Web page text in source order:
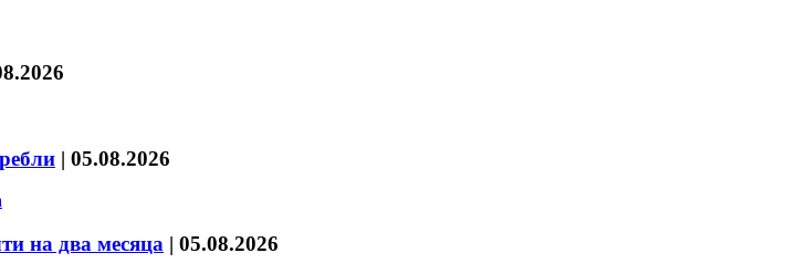
| 05.08.2026
на два месяца | 05.08.2026